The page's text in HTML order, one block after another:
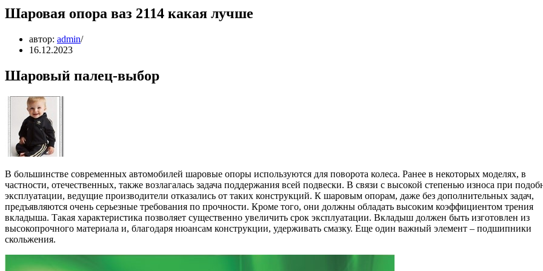
Шаровая опора ваз 2114 какая лучше
автор: admin
16.12.2023
Шаровый палец-выбор
В большинстве современных автомобилей шаровые опоры используются для поворота колеса. Ранее в некоторых моделях, в
частности, отечественных, также возлагалась задача поддержания всей подвески. В связи с высокой степенью износа при
эксплуатации, ведущие производители отказались от таких конструкций. К шаровым опорам, даже без дополнительных задач,
предъявляются очень серьезные требования по прочности. Кроме того, они должны обладать высоким коэффициентом трения
вкладыша. Такая характеристика позволяет существенно увеличить срок эксплуатации. Вкладыш должен быть изготовлен из
высокопрочного материала и, благодаря нюансам конструкции, удерживать смазку. Еще один важный элемент – подшипники
скольжения.